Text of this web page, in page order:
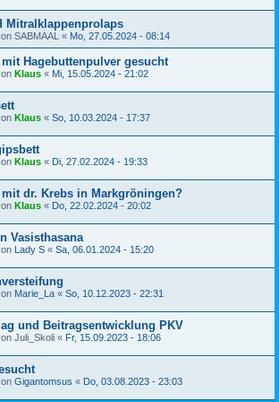
Mitralklappenprolaps
SABMAAL « Mo, 27.05.2024 - 08:14
Hagebuttenpulver gesucht
Klaus « Mi, 15.05.2024 - 21:02
Klaus « So, 10.03.2024 - 17:37
Klaus « Di, 27.02.2024 - 19:33
mit dr. Krebs in Markgröningen?
Klaus « Do, 22.02.2024 - 20:02
Vasisthasana
Lady S « Sa, 06.01.2024 - 15:20
Marie_La « So, 10.12.2023 - 22:31
und Beitragsentwicklung PKV
Juli_Skoli « Fr, 15.09.2023 - 18:06
Gigantomsus « Do, 03.08.2023 - 23:03